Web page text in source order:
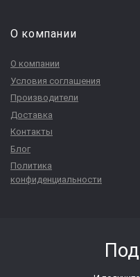
О компании
О компании
Условия соглашения
Производители
Доставка
Контакты
Блог
Политика
конфиденциальности